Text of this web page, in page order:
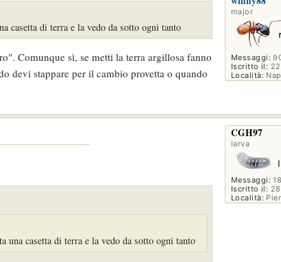
major
Messaggi:
Iscritto il:
Località:
casetta di terra e la vedo da sotto ogni tanto
Comunque sì, se metti la terra argillosa fanno
devi stappare per il cambio provetta o quando
CGH97
larva
Messaggi:
Iscritto il:
Località:
una casetta di terra e la vedo da sotto ogni tanto